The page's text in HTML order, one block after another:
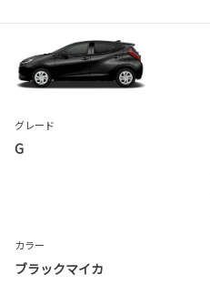
グレード
G
カラー
ブラックマイカ